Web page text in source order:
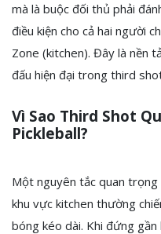
mà là buộc đối thủ phải
điều kiện cho cả hai người
Zone (kitchen). Đây là nền
đấu hiện đại trong third
Vì Sao Third Shot
Pickleball?
Một nguyên tắc quan
khu vực kitchen thường
bóng kéo dài. Khi đứng